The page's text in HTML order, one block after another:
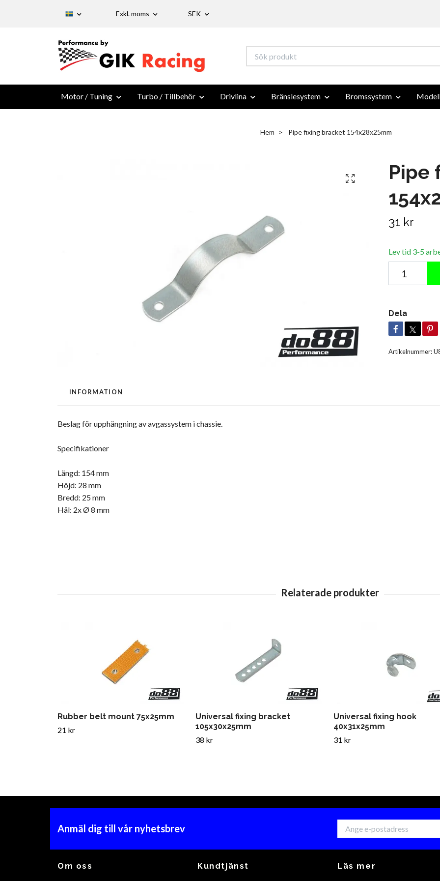
Exkl. moms SEK
Motor / Tuning Turbo / Tillbehör Drivlina Bränslesystem Bromssystem
Hem Pipe fixing bracket 154x28x25mm
Pipe
31 kr
Lev tid 3-5
Dela
Artikelnummer:
INFORMATION
Beslag för upphängning av avgassystem i chassie.
Specifikationer
Längd: 154 mm
Höjd: 28 mm
Bredd: 25 mm
Hål: 2x Ø 8 mm
Rubber belt mount 75x25mm
21 kr
Universal fixing bracket
105x30x25mm
38 kr
Universal fixing hook
40x31x25mm
31 kr
Anmäl dig till vår nyhetsbrev
Om oss Kundtjänst Läs mer